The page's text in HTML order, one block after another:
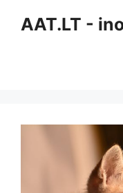
AAT.LT -